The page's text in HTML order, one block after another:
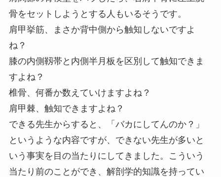
骨をセットしようとする人もいるそうです。
肩甲挙筋、まさか背中側から触知しないですよ
ね？
膝の内側靱帯と内側半月板を区別して触知できま
すよね？
椎骨、何番か数えていけますよね？
肩甲棘、触知できますよね？
できる先生からすると、「バカにしてんのか？」
というような内容ですが、できない先生が多いと
いう事実を目の当たりにしてきました。こういう
当たり前のことができ、解剖学的知識を持ってい